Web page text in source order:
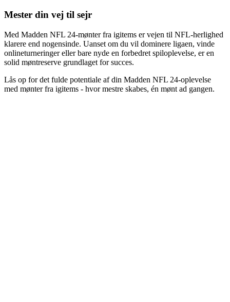
Mester din vej til sejr
Med Madden NFL 24-mønter fra igitems er vejen til NFL-herlighed
klarere end nogensinde. Uanset om du vil dominere ligaen, vinde
onlineturneringer eller bare nyde en forbedret spiloplevelse, er en
solid møntreserve grundlaget for succes.
Lås op for det fulde potentiale af din Madden NFL 24-oplevelse
med mønter fra igitems - hvor mestre skabes, én mønt ad gangen.